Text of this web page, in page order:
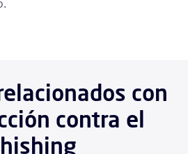
con
contra el